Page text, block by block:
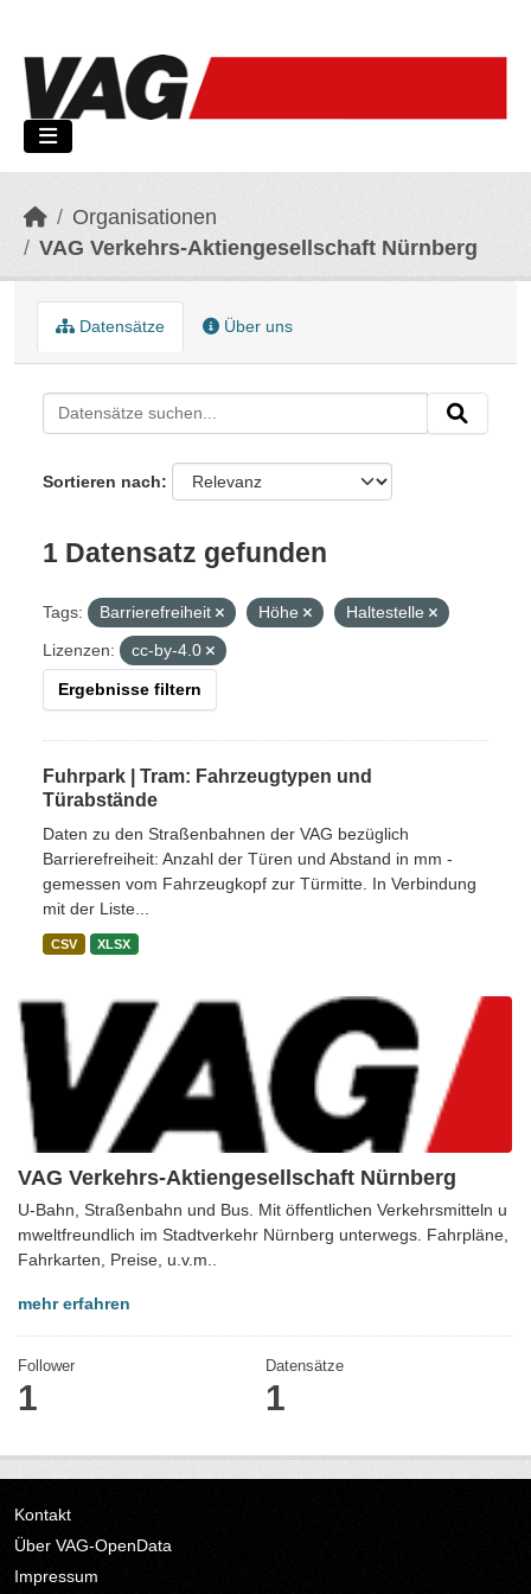
Organisationen
VAG Verkehrs-Aktiengesellschaft Nürnberg
VAG Verkehrs-Aktiengesellschaft Nürnberg
U-Bahn, Straßenbahn und Bus. Mit öffentlichen Verkehrsmitteln u
mweltfreundlich im Stadtverkehr Nürnberg unterwegs. Fahrpläne,
Fahrkarten, Preise, u.v.m..
mehr erfahren
Follower
1
Datensätze
1
Datensätze Über uns
Sortieren nach
1 Datensatz gefunden
Tags: Barrierefreiheit Höhe
Haltestelle
Lizenzen:
cc-by-4.0
Ergebnisse filtern
Fuhrpark | Tram: Fahrzeugtypen und
Türabstände
Daten zu den Straßenbahnen der VAG bezüglich
Barrierefreiheit: Anzahl der Türen und Abstand in mm -
gemessen vom Fahrzeugkopf zur Türmitte. In Verbindung
mit der Liste...
CSV XLSX
Kontakt
Über VAG-OpenData
Impressum